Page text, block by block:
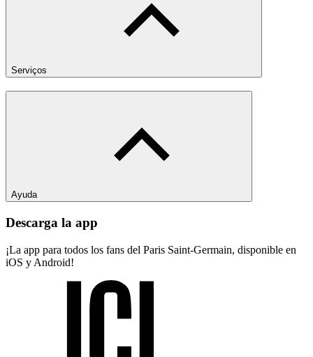
Serviços
Ayuda
Descarga la app
¡La app para todos los fans del Paris Saint-Germain, disponible en
iOS y Android!